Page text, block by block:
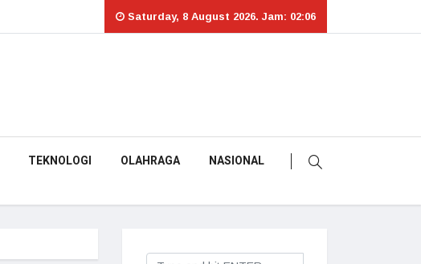
Saturday, 8 August 2026. Jam: 02:06
TEKNOLOGI OLAHRAGA NASIONAL